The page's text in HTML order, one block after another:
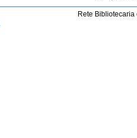
Rete